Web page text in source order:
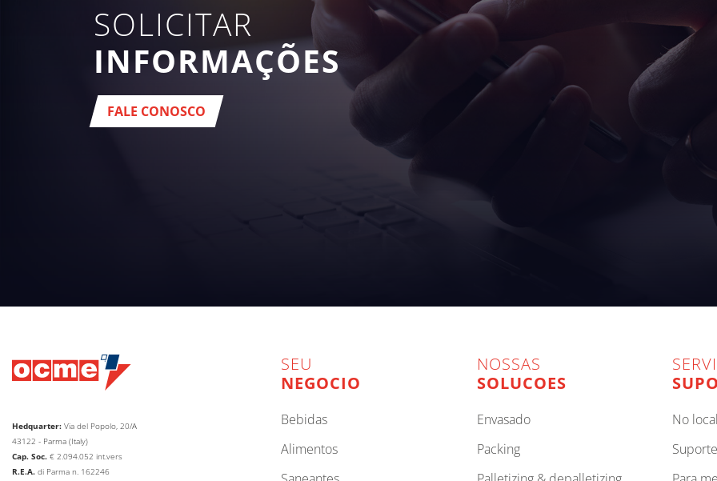
SOLICITAR
INFORMAÇÕES
FALE CONOSCO
Hedquarter: Via del Popolo, 20/A
43122 - Parma (Italy)
Cap. Soc. € 2.094.052 int.vers
R.E.A. di Parma n. 162246
SEU
NEGOCIO
bebidas
alimentos
NOSSAS
SOLUCOES
envasado
packing
no local